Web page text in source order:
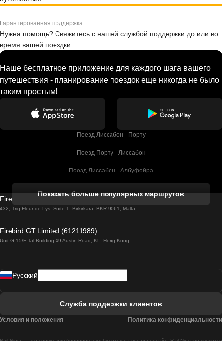
Гарантированная поддержка
Нужна помощь? Свяжитесь с нашей службой поддержки до или во
время вашей поездки.
Наше бесплатное приложение для каждого шага вашего
путешествия - планирование поездок еще никогда не было
таким простым!
Поезд Лиссабон - Порту
Поезд Порту - Лиссабон
Поезд Лиссабон - Албуфейра
Поезд Лиссабон - Лагос
Поезд Лиссабон - Мадрид
Показать больше популярных маршрутов
Firebird GT Limited (OC 1451)
432, Triq Fleur de Lys, Suite 1, Birkirkara, BKR 9061, Malta
Firebird GT Limited (61211989)
Unit G 15/F Tal Building 49 Austin Road, KL, Hong Kong
Pусский
Служба поддержки клиентов
Условия и положения Политика конфиденциальности